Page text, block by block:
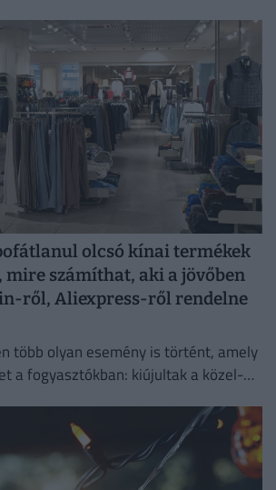
olcsó kínai termékek
mire számíthat, aki a jövőben
ről, Aliexpress-ről rendelne
több olyan esemény is történt, amely
a fogyasztókban: kiújultak a közel-